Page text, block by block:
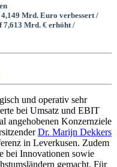
Mrd. Euro verbessert /
7,613 Mrd. € erhöht /
und operativ sehr
bei Umsatz und EBIT
angehobenen Konzernziele
Dr. Marijn Dekkers
in Leverkusen. Zudem
bei Innovationen sowie
gemacht. Für